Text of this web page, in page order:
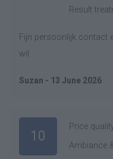
Result
Fijn persoonlijk contact
wil
Suzan - 13 June 2026
10
Price
Ambiance